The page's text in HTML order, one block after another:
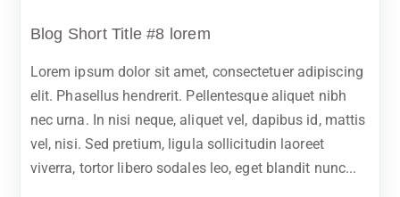
Blog Short Title #8 lorem
Lorem ipsum dolor sit amet, consectetuer adipiscing
elit. Phasellus hendrerit. Pellentesque aliquet nibh
nec urna. In nisi neque, aliquet vel, dapibus id, mattis
vel, nisi. Sed pretium, ligula sollicitudin laoreet
viverra, tortor libero sodales leo, eget blandit nunc...